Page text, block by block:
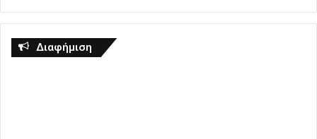
Διαφήμιση